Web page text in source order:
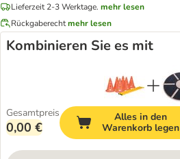
Lieferzeit 2-3 Werktage. mehr lesen
Rückgaberechtmehr lesen
Kombinieren Sie es mit
Gesamtpreis
0,00 €
Alles in den
Warenkorb legen